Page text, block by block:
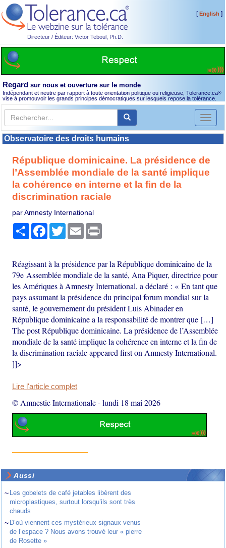
Directeur / Éditeur: Victor Teboul, Ph.D.
[English ]
Regard sur nous et ouverture sur le monde
Indépendant et neutre par rapport à toute orientation politique ou religieuse, Tolerance.ca®
vise à promouvoir les grands principes démocratiques sur lesquels repose la tolérance.
Toggle
Observatoire des droits humains
République dominicaine. La présidence de
l’Assemblée mondiale de la santé implique
la cohérence en interne et la fin de la
discrimination raciale
par Amnesty International
PartagerFacebook
TwitterEmail
Réagissant à la présidence par la République dominicaine de la
79e Assemblée mondiale de la santé, Ana Piquer, directrice pour
les Amériques à Amnesty International, a déclaré : « En tant que
pays assumant la présidence du principal forum mondial sur la
santé, le gouvernement du président Luis Abinader en
République dominicaine a la responsabilité de montrer que […]
The post République dominicaine. La présidence de l’Assemblée
mondiale de la santé implique la cohérence en interne et la fin de
la discrimination raciale appeared first on Amnesty International.
]]>
Lire l'article complet
© Amnestie Internationale-lundi 18 mai 2026
Aussi
~ Les gobelets de café jetables libèrent des
microplastiques, surtout lorsqu’ils sont très
chauds
~ D’où viennent ces mystérieux signaux venus
de l’espace ? Nous avons trouvé leur « pierre
de Rosette »